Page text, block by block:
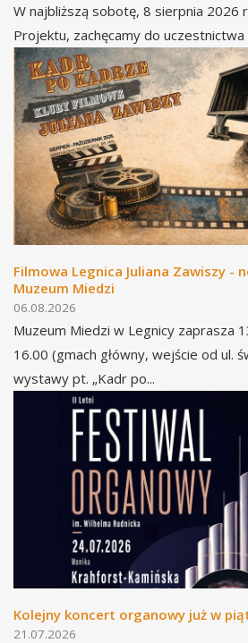
W najbliższą sobotę, 8 sierpnia 2026
Projektu, zachęcamy do
Filmowa Legnica Juliana Zawiszy -
Muzeum Miedzi
06.08.2026
Muzeum Miedzi w Legnicy zaprasza
16.00 (gmach główny, wejście od ul.
wystawy pt. „Kadr po...
Kolejny koncert organowy już w
21.07.2026